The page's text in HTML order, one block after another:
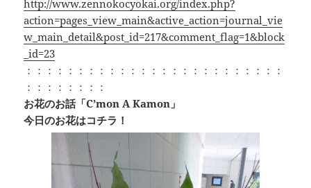
http://www.zennokocyokai.org/index.php?
action=pages_view_main&active_action=journal_vie
w_main_detail&post_id=217&comment_flag=1&block
_id=23
：：：：：：：：：：：：：：：：：：：：：：：：：
：：：：：：：：
お花のお話「C’mon A Kamon」
今日のお花はコチラ！